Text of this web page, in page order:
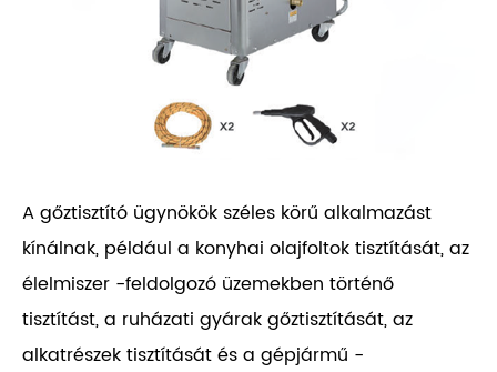
A gőztisztító ügynökök széles körű alkalmazást
kínálnak, például a konyhai olajfoltok tisztítását, az
élelmiszer -feldolgozó üzemekben történő
tisztítást, a ruházati gyárak gőztisztítását, az
alkatrészek tisztítását és a gépjármű -